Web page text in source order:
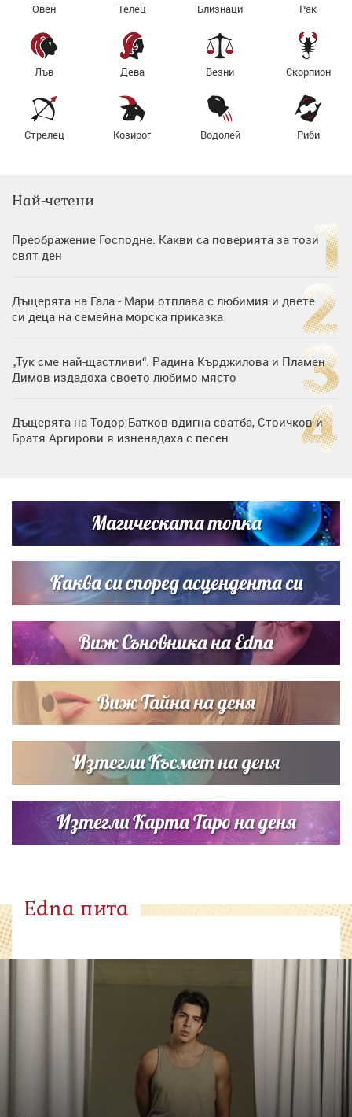
Овен Телец Близнаци Рак
Лъв Дева Везни Скорпион
Стрелец Козирог Водолей Риби
Най-четени
Преображение Господне: Какви са поверията за този
свят ден
Дъщерята на Гала - Мари отплава с любимия и двете
си деца на семейна морска приказка
„Тук сме най-щастливи“: Радина Кърджилова и Пламен
Димов издадоха своето любимо място
Дъщерята на Тодор Батков вдигна сватба, Стоичков и
Братя Аргирови я изненадаха с песен
Списъкът е ясен: Джей Ло и Риана във ВИП гостите на
сватбата на Роналдо
Магическата топка
Каква си според асцендента си
Виж Съновника на Edna
Виж Тайна на деня
Изтегли Късмет на деня
Изтегли Карта Таро на деня
Edna пита